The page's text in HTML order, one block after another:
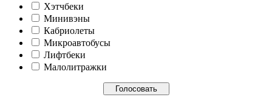
Хэтчбеки
Минивэны
Кабриолеты
Микроавтобусы
Лифтбеки
Малолитражки